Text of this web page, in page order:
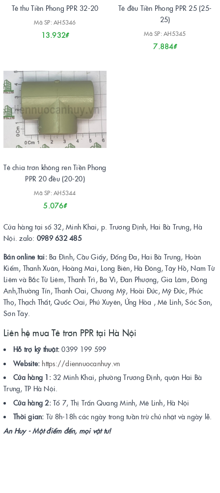
Tê thu Tiền Phong PPR 32-20
Mã SP: AH5346
13.932₫
Tê đều Tiền Phong PPR 25 (25-
25)
Mã SP: AH5345
7.884₫
Tê chia trơn không ren Tiền Phong
PPR 20 đều (20-20)
Mã SP: AH5344
5.076₫
Cửa hàng tại số 32, Minh Khai, p. Trương Định, Hai Bà Trưng, Hà
Nội. zalo: 0989 632 485
Bán online tai: Ba Đình, Cầu Giấy, Đống Đa, Hai Bà Trưng, Hoàn
Kiếm, Thanh Xuân, Hoàng Mai, Long Biên, Hà Đông, Tây Hồ, Nam Từ
Liêm và Bắc Từ Liêm, Thanh Trì, Ba Vì, Đan Phượng, Gia Lâm, Đông
Anh,Thường Tín, Thanh Oai, Chương Mỹ, Hoài Đức, Mỹ Đức, Phúc
Thọ, Thạch Thất, Quốc Oai, Phú Xuyên, Ứng Hòa , Mê Linh, Sóc Sơn,
Sơn Tây.
Liên hệ mua Tê trơn PPR tại Hà Nội
Hỗ trợ kỹ thuật: 0399 199 599
Website: https://diennuocanhuy.vn
Cửa hàng 1: 32 Minh Khai, phường Trương Định, quận Hai Bà
Trưng, TP Hà Nội.
Cửa hàng 2: Tổ 7, Thị Trấn Quang Minh, Mê Linh, Hà Nội
Thời gian: Từ 8h-18h các ngày trong tuần trừ chủ nhật và ngày lễ.
An Huy - Một điểm đến, mọi vật tư!